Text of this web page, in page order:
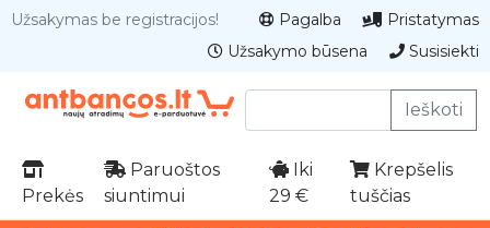
Užsakymas be registracijos! Pagalba
Pristatymas
Užsakymo būsena
Susisiekti
Ieškoti
Prekės
Paruoštos
siuntimui
Iki
29 €
Krepšelis
tuščias